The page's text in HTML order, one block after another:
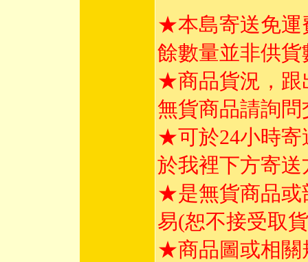
★本島寄送免運
餘數量並非供
★商品貨況，跟
無貨商品請詢
★可於24小時寄
於我裡下方寄
★是無貨商品或
易(恕不接受取
★商品圖或相關